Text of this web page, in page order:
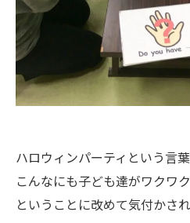
ハロウィンパーティという言
こんなにも子ども達がワクワ
ということに改めて気付かされ